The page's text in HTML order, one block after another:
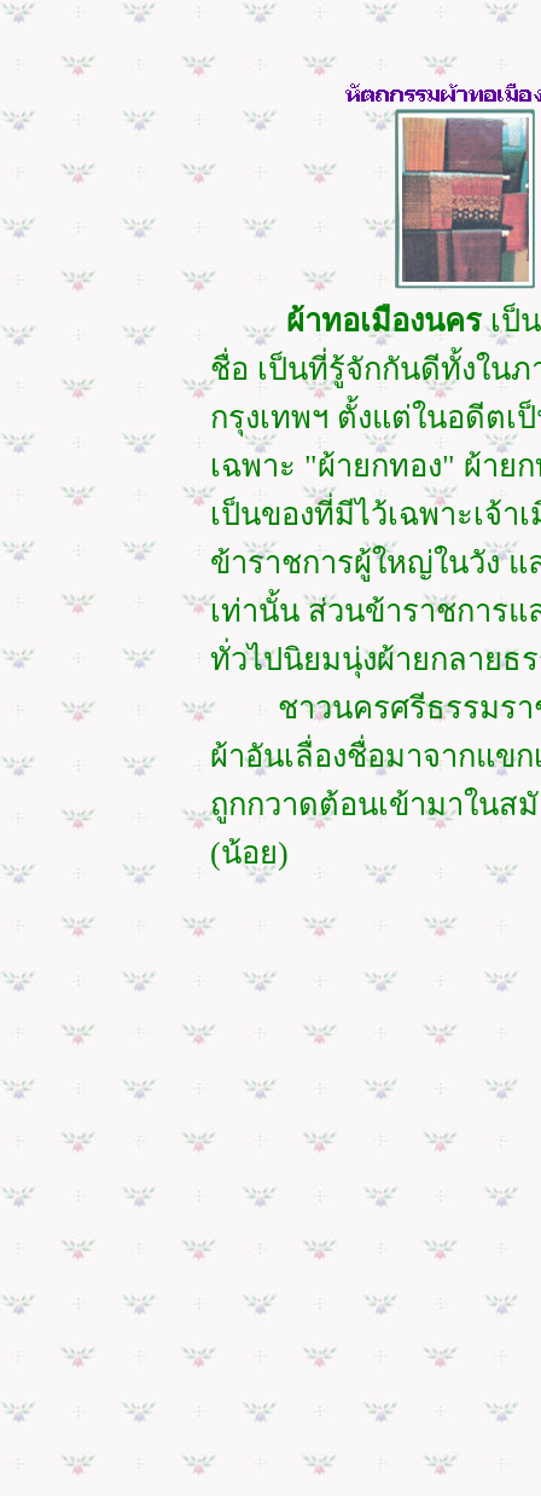
ผ้าทอเมืองนครเป็
ชื่อ เป็นที่รู้จักกันดีทั้งในภ
กรุงเทพฯ ตั้งแต่ในอดีตเ
เฉพาะ "ผ้ายกทอง" ผ้าย
เป็นของที่มีไว้เฉพาะเจ้า
ข้าราชการผู้ใหญ่ในวัง
เท่านั้น ส่วนข้าราชการแ
ทั่วไปนิยมนุ่งผ้ายกลายธ
ชาวนครศรีธรรมราช
ผ้าอันเลื่องชื่อมาจากแขก
ถูกกวาดต้อนเข้ามาในส
(น้อย)